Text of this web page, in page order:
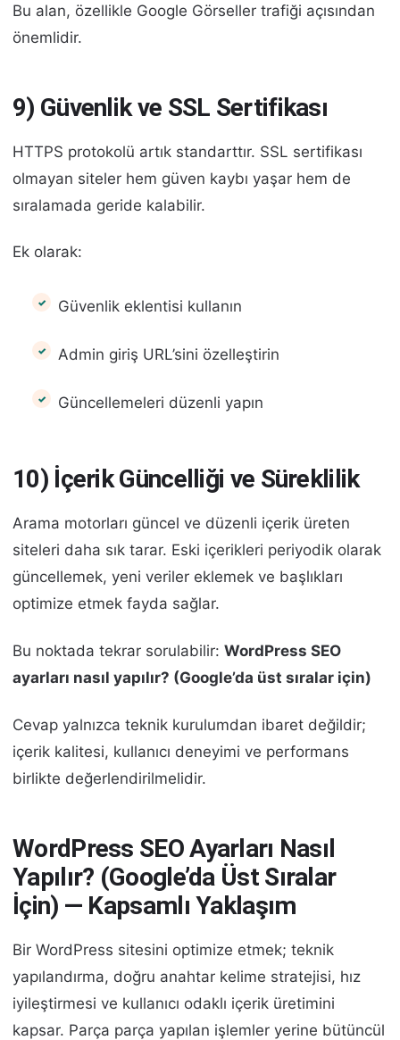
Bu alan, özellikle Google Görseller trafiği açısından
önemlidir.
9) Güvenlik ve SSL Sertifikası
HTTPS protokolü artık standarttır. SSL sertifikası
olmayan siteler hem güven kaybı yaşar hem de
sıralamada geride kalabilir.
Ek olarak:
Güvenlik eklentisi kullanın
Admin giriş URL’sini özelleştirin
Güncellemeleri düzenli yapın
10) İçerik Güncelliği ve Süreklilik
Arama motorları güncel ve düzenli içerik üreten
siteleri daha sık tarar. Eski içerikleri periyodik olarak
güncellemek, yeni veriler eklemek ve başlıkları
optimize etmek fayda sağlar.
Bu noktada tekrar sorulabilir: WordPress SEO
ayarları nasıl yapılır? (Google’da üst sıralar için)
Cevap yalnızca teknik kurulumdan ibaret değildir;
içerik kalitesi, kullanıcı deneyimi ve performans
birlikte değerlendirilmelidir.
WordPress SEO Ayarları Nasıl
Yapılır? (Google’da Üst Sıralar
İçin) — Kapsamlı Yaklaşım
Bir WordPress sitesini optimize etmek; teknik
yapılandırma, doğru anahtar kelime stratejisi, hız
iyileştirmesi ve kullanıcı odaklı içerik üretimini
kapsar. Parça parça yapılan işlemler yerine bütüncül